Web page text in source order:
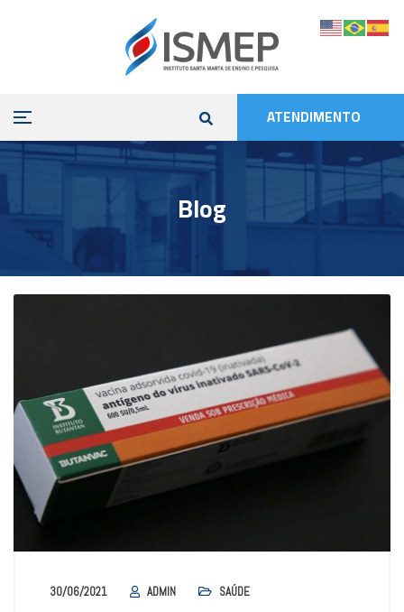
ATENDIMENTO
Blog
30/06/2021 ADMIN SAÚDE